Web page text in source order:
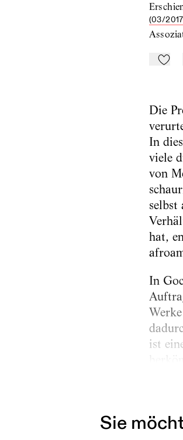
(03/
Zu
Die
In
viele
von
selbst
hat,
In
ist
Sie